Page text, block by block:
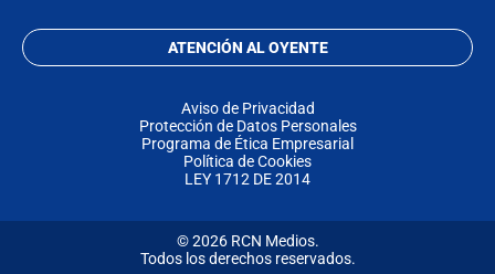
ATENCIÓN AL OYENTE
Aviso de Privacidad
Protección de Datos Personales
Programa de Ética Empresarial
Política de Cookies
LEY 1712 DE 2014
© 2026 RCN Medios.
Todos los derechos reservados.